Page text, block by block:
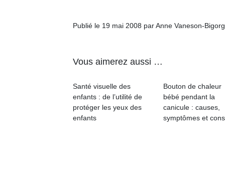
Publié le 19 mai 2008 par Anne Vaneson-
Vous aimerez aussi …
Santé visuelle des
enfants : de l’utilité de
protéger les yeux des
enfants
Bouton de chaleur
bébé pendant la
canicule : causes,
symptômes et
divertissement,
apprentissage…